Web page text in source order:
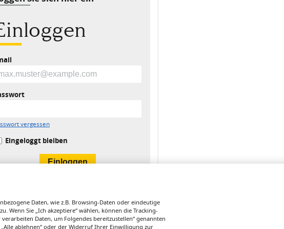
vergessen
Eingeloggt bleiben
Daten, wie z.B. Browsing-Daten oder eindeutige
Wenn Sie „Ich akzeptiere“ wählen, können die Tracking-
Daten, um Folgendes bereitzustellen“ genannten
ablehnen“ oder der Widerruf Ihrer Einwilligung zur